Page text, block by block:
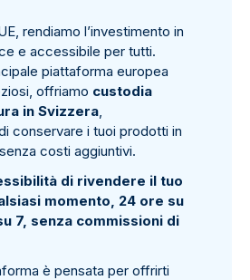
rendiamo l’investimento in
e accessibile per tutti.
piattaforma europea
offriamo custodia
in Svizzera
conservare i tuoi prodotti in
costi aggiuntivi.
di rivendere il tuo
momento, 24 ore su
7, senza commissioni di
è pensata per offrirti